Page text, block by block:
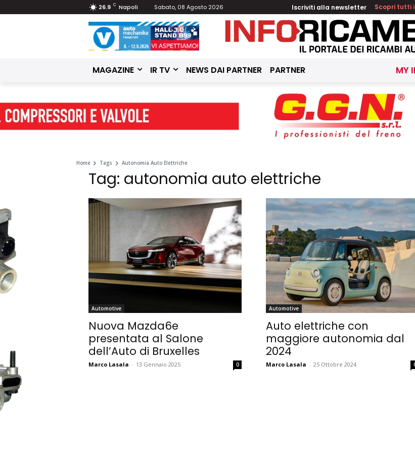
26.9 C Napoli Sabato, 08 Agosto 2026 Iscriviti alla newsletter Scopri tutti
MAGAZINE IR TV NEWS DAI PARTNER PARTNER MY
Home Tags Autonomia Auto Elettriche
Tag: autonomia auto elettriche
Automotive
Nuova Mazda6e
presentata al Salone
dell’Auto di Bruxelles
Marco Lasala - 13 Gennaio 2025 0
Automotive
Auto elettriche con
maggiore autonomia dal
2024
Marco Lasala - 25 Ottobre 2024